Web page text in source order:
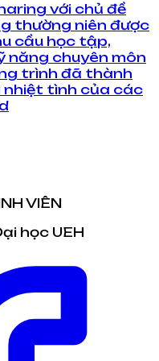
với chủ đề
thường niên được
cầu học tập,
năng chuyên môn
trình đã thành
tình của các
VIÊN
học UEH